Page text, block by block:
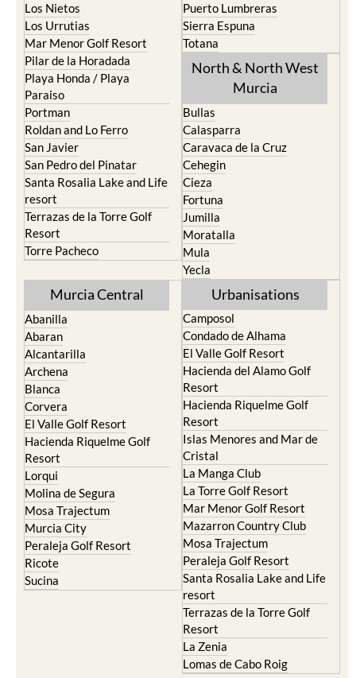
Los Nietos
Los Urrutias
Mar Menor Golf Resort
Pilar de la Horadada
Playa Honda / Playa
Paraiso
Portman
Roldan and Lo Ferro
San Javier
San Pedro del Pinatar
Santa Rosalia Lake and Life
resort
Terrazas de la Torre Golf
Resort
Torre Pacheco
Puerto Lumbreras
Sierra Espuna
Totana
North & North West
Murcia
Bullas
Calasparra
Caravaca de la Cruz
Cehegin
Cieza
Fortuna
Jumilla
Moratalla
Mula
Yecla
Murcia Central
Abanilla
Abaran
Alcantarilla
Archena
Blanca
Corvera
El Valle Golf Resort
Hacienda Riquelme Golf
Resort
Lorqui
Molina de Segura
Mosa Trajectum
Murcia City
Peraleja Golf Resort
Ricote
Sucina
Urbanisations
Camposol
Condado de Alhama
El Valle Golf Resort
Hacienda del Alamo Golf
Resort
Hacienda Riquelme Golf
Resort
Islas Menores and Mar de
Cristal
La Manga Club
La Torre Golf Resort
Mar Menor Golf Resort
Mazarron Country Club
Mosa Trajectum
Peraleja Golf Resort
Santa Rosalia Lake and Life
resort
Terrazas de la Torre Golf
Resort
La Zenia
Lomas de Cabo Roig